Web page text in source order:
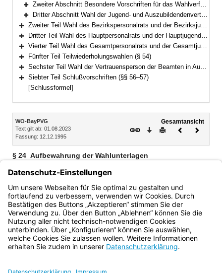
Bereich erweitern
Zweiter Abschnitt Besondere Vorschriften für das Wahlverfahren (§§ 25–30)
Bereich erweitern
Dritter Abschnitt Wahl der Jugend- und Auszubildendenvertretung (§§ 31–32)
Bereich erweitern
Zweiter Teil Wahl des Bezirkspersonalrats und der Bezirksjugend- und Auszubildendenvertretung (§§ 33–45)
Bereich erweitern
Dritter Teil Wahl des Hauptpersonalrats und der Hauptjugend- und Auszubildendenvertretung (§§ 46–52)
Bereich erweitern
Vierter Teil Wahl des Gesamtpersonalrats und der Gesamtjugend- und Auszubildendenvertretung (§ 53)
Bereich erweitern
Fünfter Teil Teilwiederholungswahlen (§ 54)
Bereich erweitern
Sechster Teil Wahl der Vertrauensperson der Beamten in Ausbildung und der nicht zum Stammpersonal gehörenden Beamten der Einsatzstufen bei der Bayerischen Bereitschaftspolizei (§ 55)
Bereich erweitern
Siebter Teil Schlußvorschriften (§§ 56–57)
[Schlussformel]
Inhalt
WO-BayPVG
Text gilt ab: 01.08.2023
Fassung: 12.12.1995
Gesamtansicht
Download
DruckenVorheriges
§ 24 Aufbewahrung der Wahlunterlagen
Die Wahlunterlagen (Niederschriften, Bekanntmachungen,
Stimmzettel usw.) werden vom Personalrat mindestens bis
zur Durchführung der nächsten Personalratswahl
aufbewahrt.
Bayern.de
BayernPortal